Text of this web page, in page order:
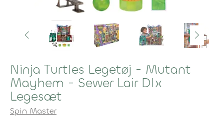
Ninja Turtles Legetøj - Mutant
Mayhem - Sewer Lair Dlx
Legesæt
Spin Master